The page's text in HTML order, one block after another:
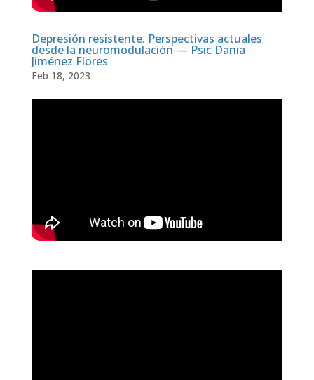
Depresión resistente. Perspectivas actuales
desde la neuromodulación — Psic Dania
Jiménez Flores
Feb 18, 2023